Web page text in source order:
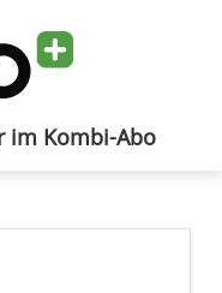
im Kombi-Abo